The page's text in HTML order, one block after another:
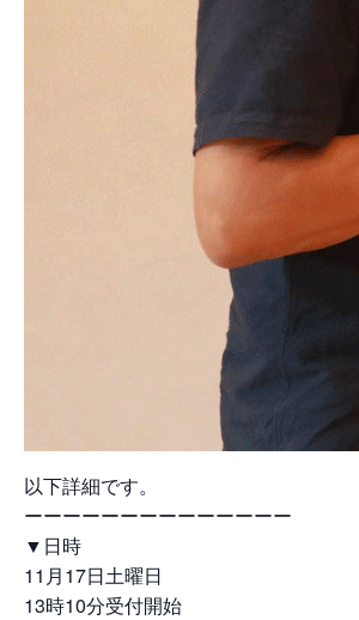
以下詳細です。
ーーーーーーーーーーーーーー
▼日時
11月17日土曜日
13時10分受付開始